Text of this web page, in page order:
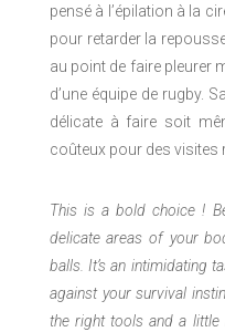
pensé à l’épilation à la
pour retarder la
au point de faire pleurer
d’une équipe de rugby.
délicate à faire soit
coûteux pour des visites
This is a bold choice !
delicate areas of your
balls. It’s an intimidating
against your survival
the right tools and a little